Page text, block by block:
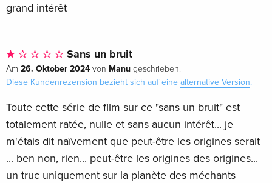
grand intérêt
Sans un bruit
Am 26. Oktober 2024 von Manu geschrieben.
Diese Kundenrezension bezieht sich auf eine alternative Version.
Toute cette série de film sur ce "sans un bruit" est
totalement ratée, nulle et sans aucun intérêt... je
m'étais dit naïvement que peut-être les origines serait
... ben non, rien... peut-être les origines des origines...
un truc uniquement sur la planète des méchants